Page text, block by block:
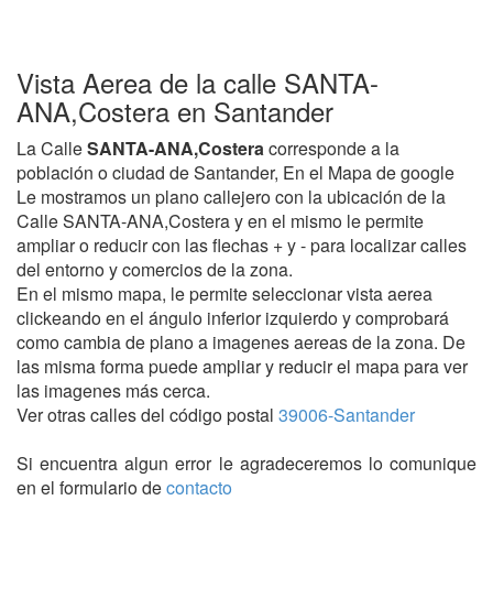
Vista Aerea de la calle SANTA-
ANA,Costera en Santander
La CalleSANTA-ANA,Costeracorresponde a la
población o ciudad de Santander, En el Mapa de google
Le mostramos un plano callejero con la ubicación de la
Calle SANTA-ANA,Costera y en el mismo le permite
ampliar o reducir con las flechas + y - para localizar calles
del entorno y comercios de la zona.
En el mismo mapa, le permite seleccionar vista aerea
clickeando en el ángulo inferior izquierdo y comprobará
como cambia de plano a imagenes aereas de la zona. De
las misma forma puede ampliar y reducir el mapa para ver
las imagenes más cerca.
Ver otras calles del código postal 39006-Santander
Si encuentra algun error le agradeceremos lo comunique
en el formulario decontacto